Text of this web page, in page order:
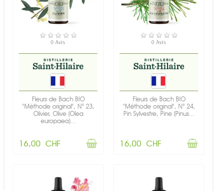
RUPTURE DE STOCK
0 Avis
Fleurs de Bach BIO
"Méthode original", N° 23,
Olivier, Olive (Olea
europaea)...
16,00 CHF
RUPTURE DE STOCK
0 Avis
Fleurs de Bach BIO
"Méthode original", N° 24,
Pin Sylvestre, Pine (Pinus...
16,00 CHF